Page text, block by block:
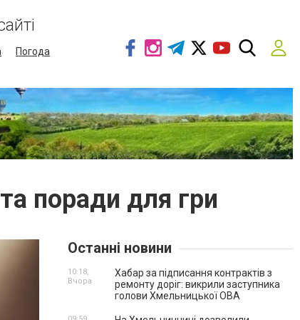
Погода
поради для гри
Останні новини
Хабар за підписання контрактів з
ремонту доріг: викрили заступника
голови Хмельницької ОВА
10:18,
Вчора